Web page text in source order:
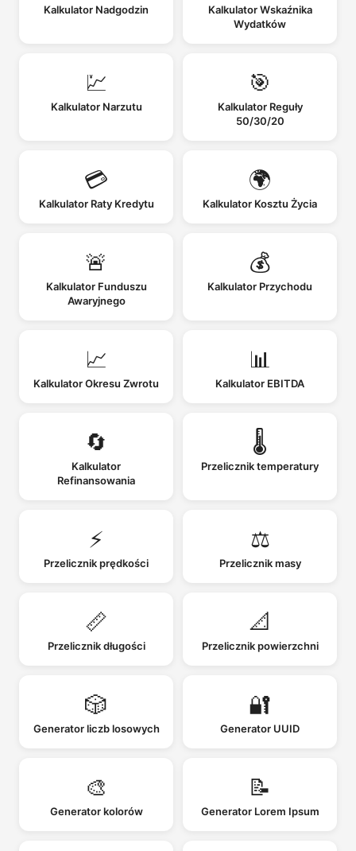
Kalkulator Nadgodzin
Kalkulator Wskaźnika
Wydatków
💹
Kalkulator Narzutu
🎯
Kalkulator Reguły
50/30/20
💳
Kalkulator Raty Kredytu
🌍
Kalkulator Kosztu Życia
🚨
Kalkulator Funduszu
Awaryjnego
💰
Kalkulator Przychodu
📈
Kalkulator Okresu Zwrotu
📊
Kalkulator EBITDA
🔄
Kalkulator
Refinansowania
🌡️
Przelicznik temperatury
⚡
Przelicznik prędkości
⚖️
Przelicznik masy
📏
Przelicznik długości
📐
Przelicznik powierzchni
🎲
Generator liczb losowych
🔐
Generator UUID
🎨
Generator kolorów
📝
Generator Lorem Ipsum